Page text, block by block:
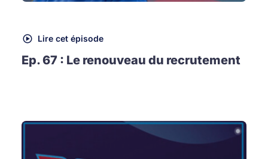
Lire cet épisode
Ep. 67 : Le renouveau du recrutement